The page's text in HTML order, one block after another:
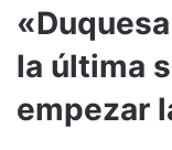
la última
empezar